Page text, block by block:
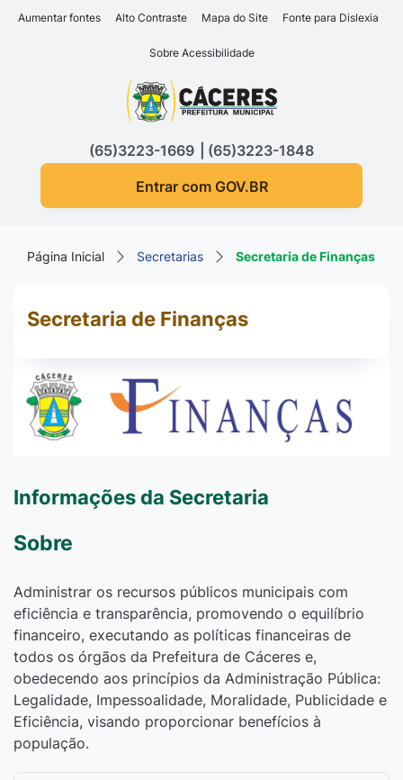
Seção de atalhos e links
Ir para o conteúdo [alt+1]
Ir para o rodapé [alt+4]
Aumentar fontes Alto Contraste Mapa do Site Fonte para Dislexia
Sobre Acessibilidade
Seção do menu principal
(65)3223-1669
(65)3223-1848
Entrar com GOV.BR
Página Inicial Secretarias Secretaria de Finanças
Secretaria de Finanças
Informações da Secretaria
Sobre
Administrar os recursos públicos municipais com
eficiência e transparência, promovendo o equilíbrio
financeiro, executando as políticas financeiras de
todos os órgãos da Prefeitura de Cáceres e,
obedecendo aos princípios da Administração Pública:
Legalidade, Impessoalidade, Moralidade, Publicidade e
Eficiência, visando proporcionar benefícios à
população.